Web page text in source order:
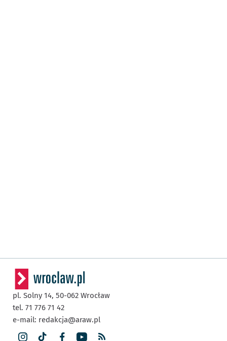
pl. Solny 14, 50-062 Wrocław
tel. 71 776 71 42
e-mail: redakcja@araw.pl